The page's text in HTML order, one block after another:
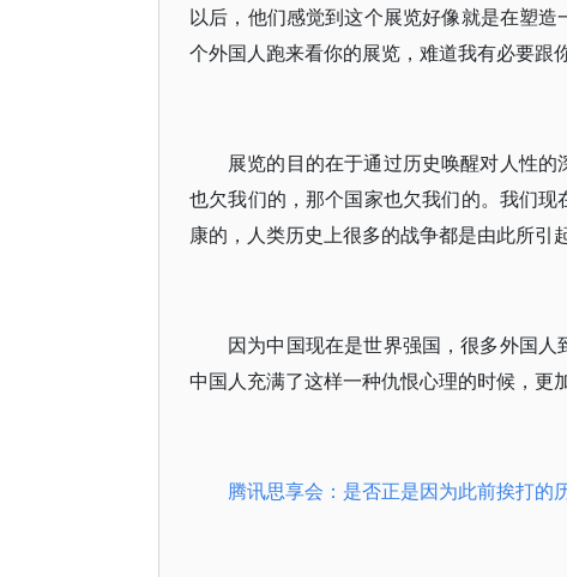
以后，他们感觉到这个展览好像就是在塑
个外国人跑来看你的展览，难道我有必要跟
展览的目的在于通过历史唤醒对人性
也欠我们的，那个国家也欠我们的。我们
康的，人类历史上很多的战争都是由此所引起
因为中国现在是世界强国，很多外国
中国人充满了这样一种仇恨心理的时候，更
腾讯思享会：是否正是因为此前挨打的